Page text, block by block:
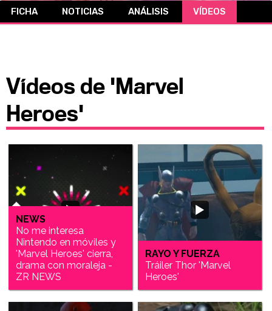
CÓMICS
FICHA NOTICIAS ANÁLISIS VÍDEOS
Vídeos de 'Marvel
Heroes'
NEWS
No me interesa
Nintendo en móviles y
'Marvel Heroes' cierra,
drama con moraleja -
ZR NEWS
RAYO Y FUERZA
Tráiler Thor 'Marvel
Heroes'